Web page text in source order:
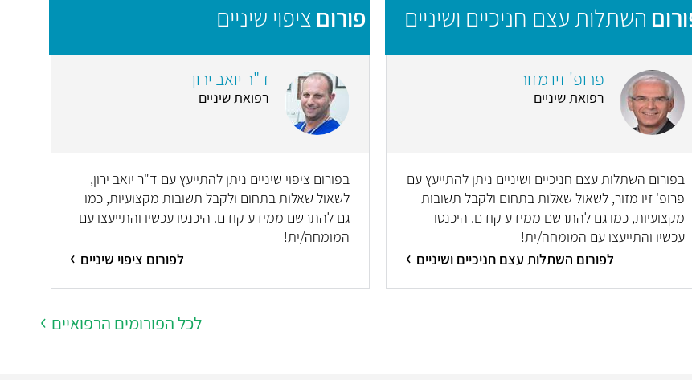
השתלות עצם חניכיים ושיניים
פרופ' זיו מזור
רפואת שיניים
בפורום השתלות עצם חניכיים ושיניים ניתן להתייעץ עם
פרופ' זיו מזור, לשאול שאלות בתחום ולקבל תשובות
מקצועיות, כמו גם להתרשם ממידע קודם. היכנסו
עכשיו והתייעצו עם המומחה/ית!
לפורום השתלות עצם חניכיים ושיניים
פורום ציפוי שיניים
ד"ר יואב ירון
רפואת שיניים
בפורום ציפוי שיניים ניתן להתייעץ עם ד"ר יואב ירון,
לשאול שאלות בתחום ולקבל תשובות מקצועיות, כמו
גם להתרשם ממידע קודם. היכנסו עכשיו והתייעצו עם
המומחה/ית!
לפורום ציפוי שיניים
לכל הפורומים הרפואיים